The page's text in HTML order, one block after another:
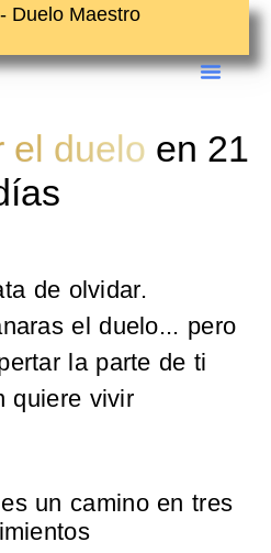
Duelo Maestro
el duelo en 21
de olvidar.
el duelo... pero
la parte de ti
quiere vivir
un camino en tres